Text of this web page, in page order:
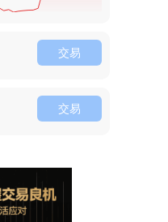
交易
交易